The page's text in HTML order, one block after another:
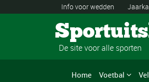
Info voor wedden
De site voor alle sporten
Home Voetbal